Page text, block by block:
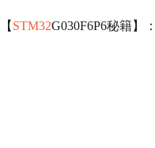
【 STM32G030F6P6秘籍】